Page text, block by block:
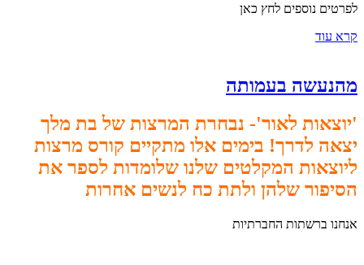
לפרטים נוספים לחץ כאן
קרא עוד
מהנעשה בעמותה
'יוצאות לאור'- נבחרת המרצות של בת מלך
יצאה לדרך! בימים אלו מתקיים קורס מרצות
ליוצאות המקלטים שלנו שלומדות לספר את
הסיפור שלהן ולתת כח לנשים אחרות​
אנחנו ברשתות החברתיות